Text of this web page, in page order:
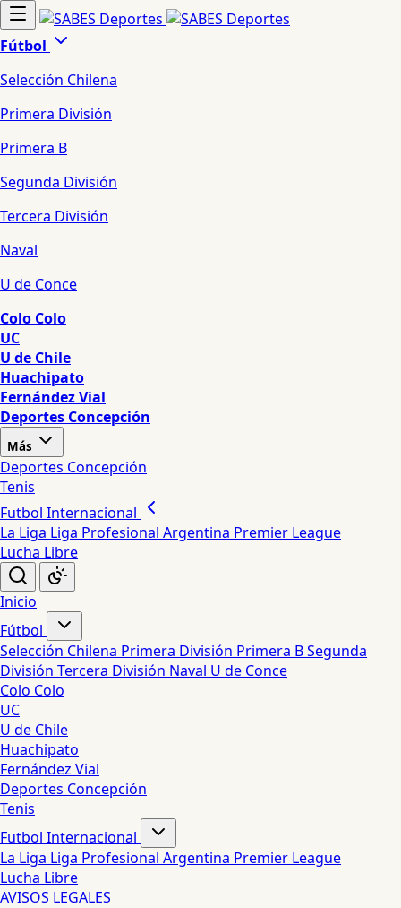
Fútbol
Selección Chilena
Primera División
Primera B
Segunda División
Tercera División
Naval
U de Conce
Colo Colo
UC
U de Chile
Huachipato
Fernández Vial
Deportes Concepción
Más
Deportes Concepción
Tenis
Futbol Internacional
La Liga Liga Profesional Argentina Premier League
Lucha Libre
Inicio
Fútbol
Selección Chilena Primera División Primera BSegunda
División Tercera División Naval U de Conce
Colo Colo
UC
U de Chile
Huachipato
Fernández Vial
Deportes Concepción
Tenis
Futbol Internacional
La Liga Liga Profesional Argentina Premier League
Lucha Libre
AVISOS LEGALES